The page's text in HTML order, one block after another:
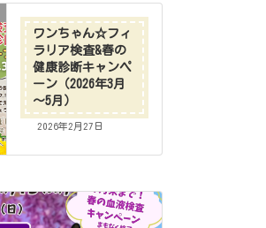
ワンちゃん☆フィ
ラリア検査&春の
健康診断キャンペ
ーン（2026年3月
～5月）
2026年2月27日